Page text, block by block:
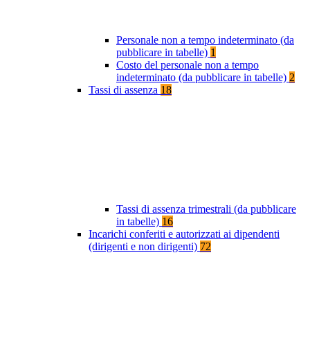
Personale non a tempo indeterminato (da
pubblicare in tabelle) 1
Costo del personale non a tempo
indeterminato (da pubblicare in tabelle) 2
Tassi di assenza 18
Tassi di assenza trimestrali (da pubblicare
in tabelle) 16
Incarichi conferiti e autorizzati ai dipendenti
(dirigenti e non dirigenti) 72